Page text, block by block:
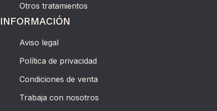
Otros tratamientos
INFORMACIÓN
Aviso legal
Política de privacidad
Condiciones de venta
Trabaja con nosotros